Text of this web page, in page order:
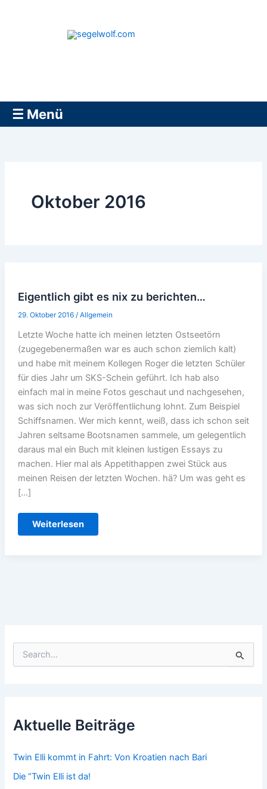
☰ Menü
Oktober 2016
Eigentlich gibt es nix zu berichten…
29. Oktober 2016 / Allgemein
Letzte Woche hatte ich meinen letzten Ostseetörn
(zugegebenermaßen war es auch schon ziemlich kalt)
und habe mit meinem Kollegen Roger die letzten Schüler
für dies Jahr um SKS-Schein geführt. Ich hab also
einfach mal in meine Fotos geschaut und nachgesehen,
was sich noch zur Veröffentlichung lohnt. Zum Beispiel
Schiffsnamen. Wer mich kennt, weiß, dass ich schon seit
Jahren seltsame Bootsnamen sammele, um gelegentlich
daraus mal ein Buch mit kleinen lustigen Essays zu
machen. Hier mal als Appetithappen zwei Stück aus
meinen Reisen der letzten Wochen. hä? Um was geht es
[…]
Eigentlich
Weiterlesen
n
a
h
Aktuelle Beiträge
Twin Elli kommt in Fahrt: Von Kroatien nach Bari
Die “Twin Elli ist da!